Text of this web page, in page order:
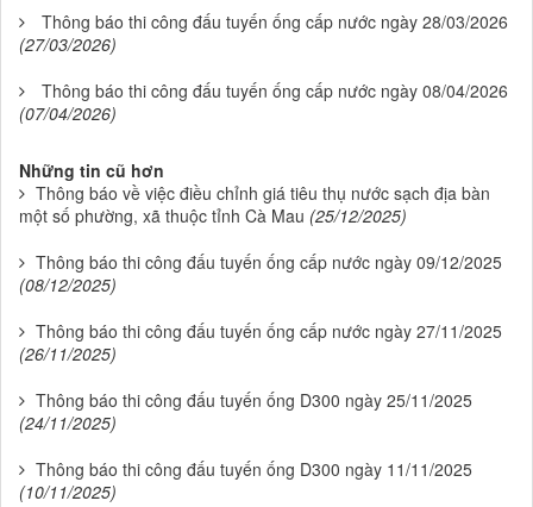
Thông báo thi công đấu tuyến ống cấp nước ngày 28/03/2026
(27/03/2026)
Thông báo thi công đấu tuyến ống cấp nước ngày 08/04/2026
(07/04/2026)
Những tin cũ hơn
Thông báo về việc điều chỉnh giá tiêu thụ nước sạch địa bàn
một số phường, xã thuộc tỉnh Cà Mau (25/12/2025)
Thông báo thi công đấu tuyến ống cấp nước ngày 09/12/2025
(08/12/2025)
Thông báo thi công đấu tuyến ống cấp nước ngày 27/11/2025
(26/11/2025)
Thông báo thi công đấu tuyến ống D300 ngày 25/11/2025
(24/11/2025)
Thông báo thi công đấu tuyến ống D300 ngày 11/11/2025
(10/11/2025)